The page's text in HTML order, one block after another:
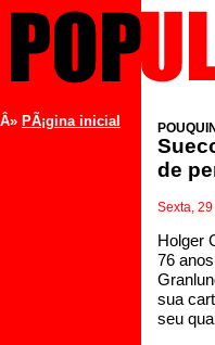
Â» PÃ¡gina inicial
de
Sexta,
Holger
76
sua
seu